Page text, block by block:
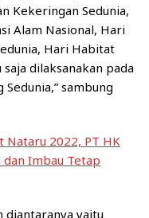
Kekeringan Sedunia,
Alam Nasional, Hari
Hari Habitat
dilaksanakan pada
sambung
Nataru 2022, PT HK
dan Imbau Tetap
diantaranya yaitu